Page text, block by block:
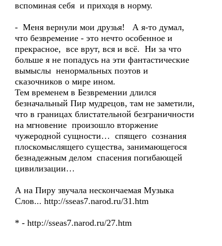
вспоминая себя и приходя в норму.
- Меня вернули мои друзья! А я-то думал,
что безвремение - это нечто особенное и
прекрасное, все врут, вся и всё. Ни за что
больше я не попадусь на эти фантастические
вымыслы ненормальных поэтов и
сказочников о мире ином.
Тем временем в Безвремении длился
безначальный Пир мудрецов, там не заметили,
что в границах блистательной безграничности
на мгновение произошло вторжение
чужеродной сущности… спящего сознания
плоскомыслящего существа, занимающегося
безнадежным делом спасения погибающей
цивилизации…
А на Пиру звучала нескончаемая Музыка
Слов... http://sseas7.narod.ru/31.htm
* - http://sseas7.narod.ru/27.htm